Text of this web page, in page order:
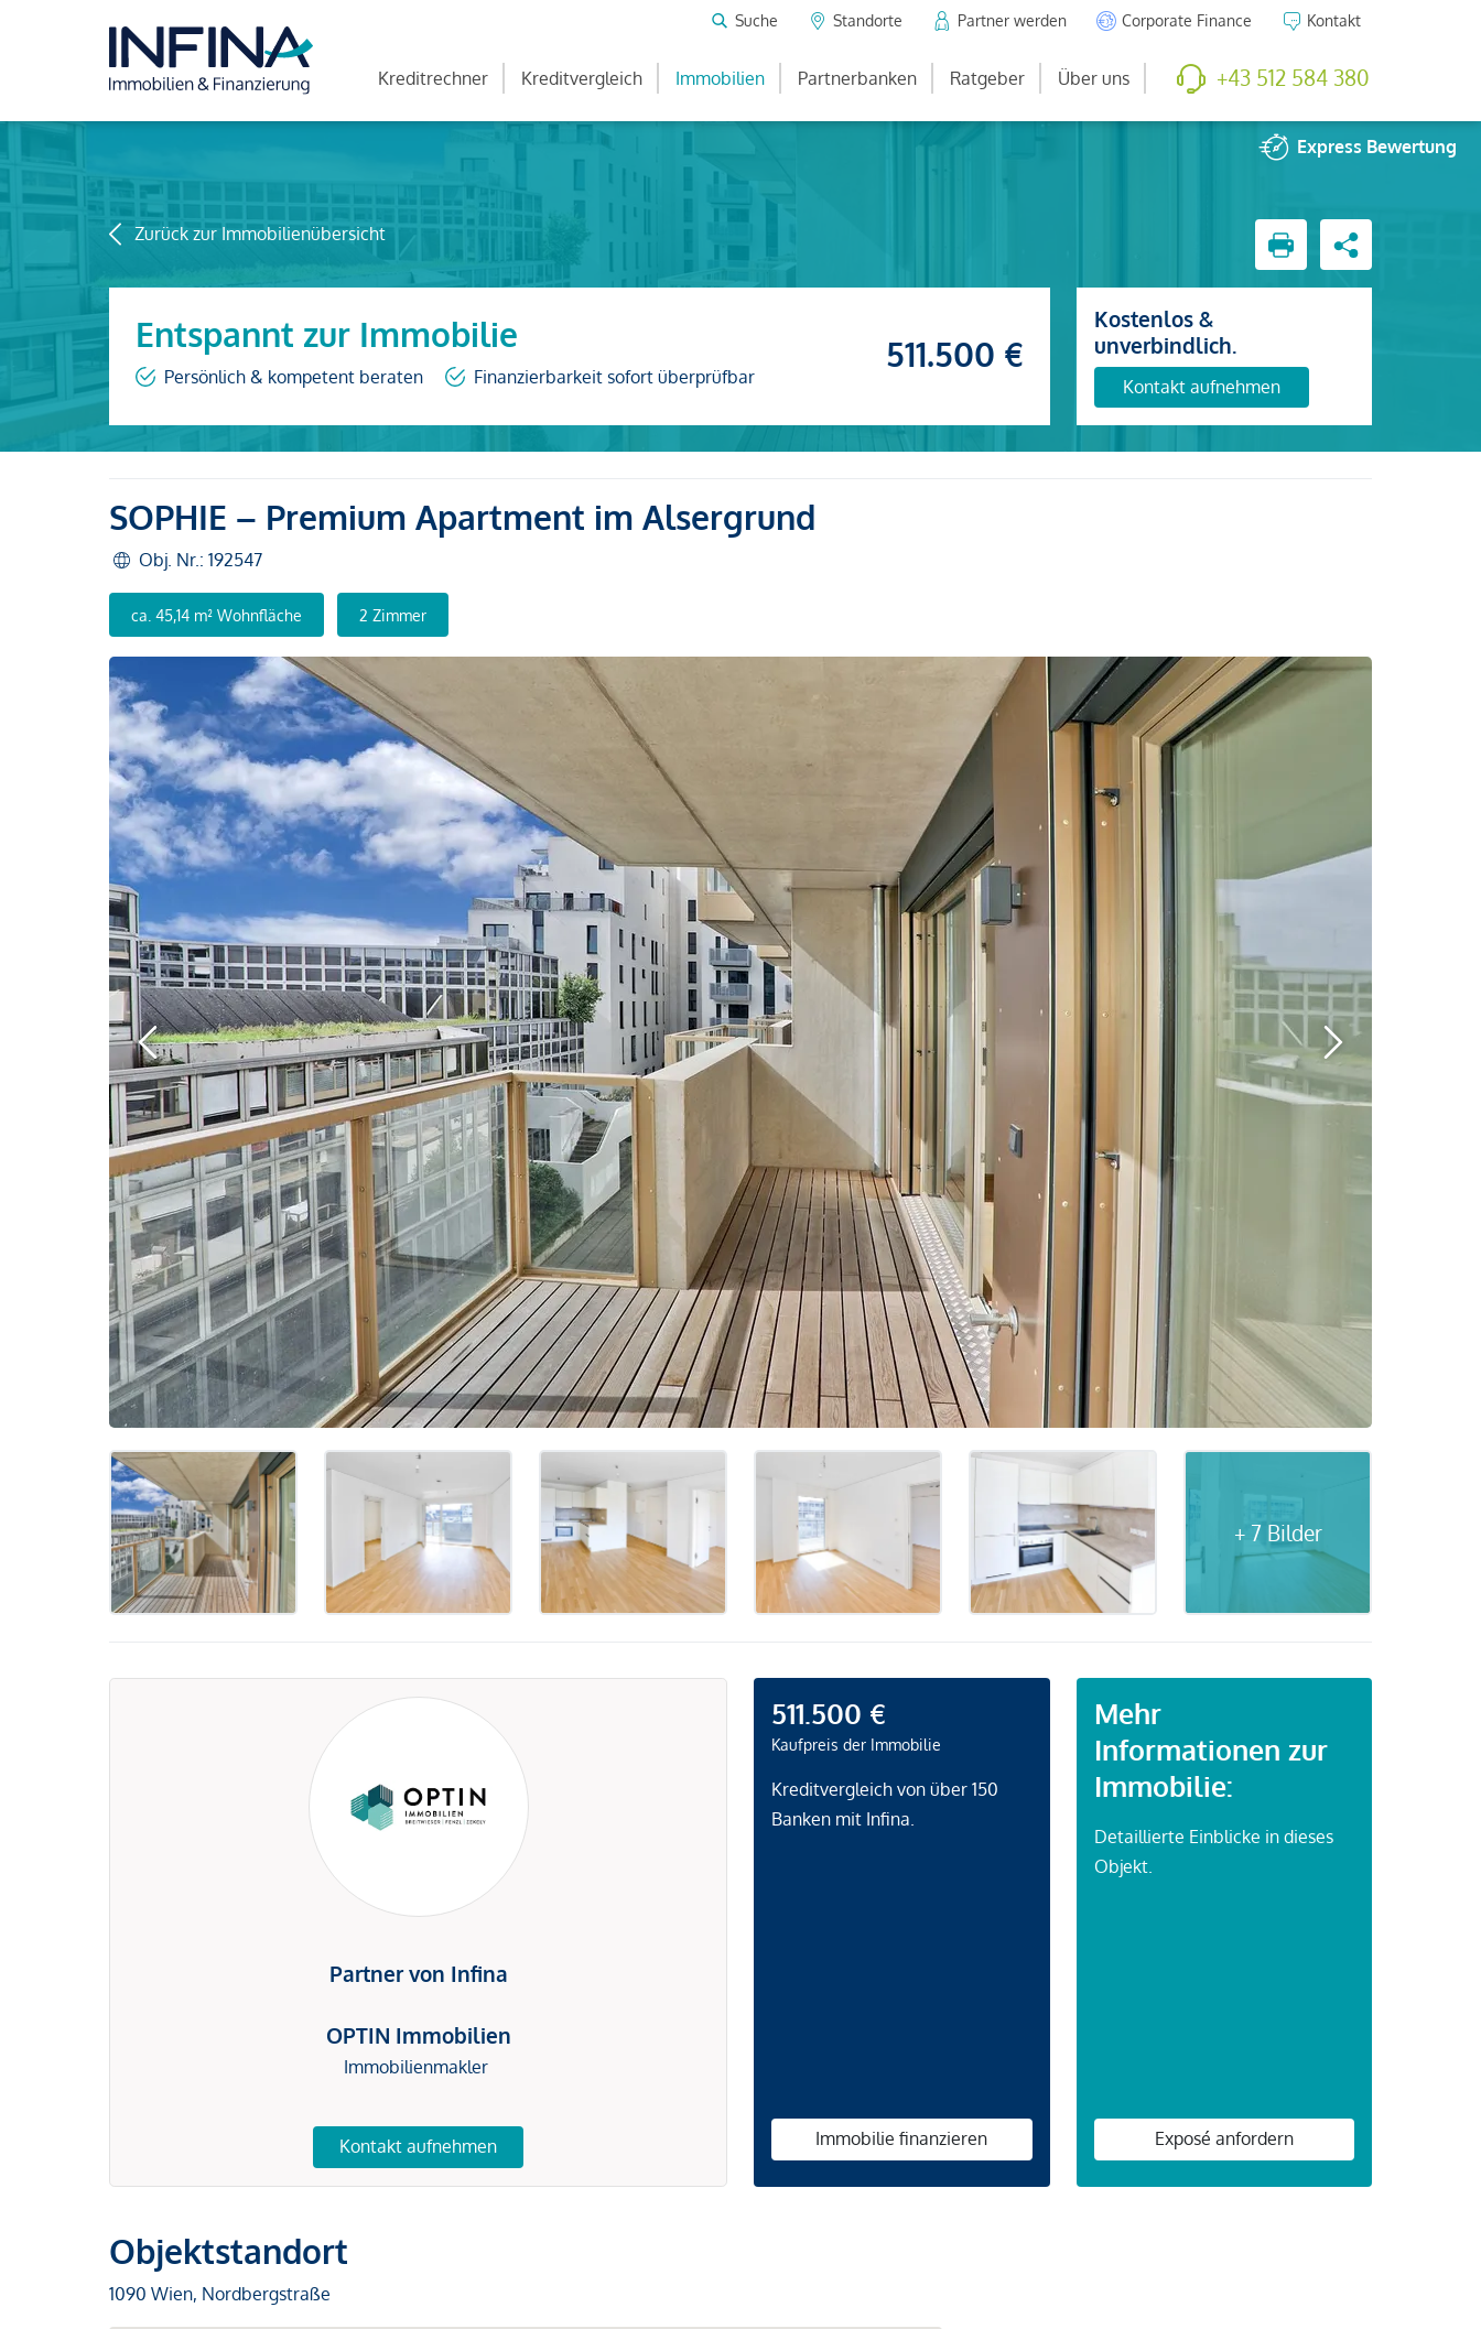
Suche Standorte Partner werden Corporate Finance Kontakt
Kreditrechner Kreditvergleich Immobilien Partnerbanken Ratgeber Über uns +43 512 584 380
Express Bewertung
Zurück zur Immobilienübersicht
Entspannt zur Immobilie
Persönlich & kompetent beraten Finanzierbarkeit sofort überprüfbar
511.500 €
Kostenlos &
unverbindlich.
Kontakt aufnehmen
+ 7 Bilder
SOPHIE – Premium Apartment im Alsergrund
Obj. Nr.: 192547
ca. 45,14 m² Wohnfläche 2 Zimmer
Partner von Infina
OPTIN Immobilien
Immobilienmakler
Kontakt aufnehmen
511.500 €
Kaufpreis der Immobilie
Kreditvergleich von über 150
Banken mit Infina.
Immobilie finanzieren
Mehr
Informationen zur
Immobilie:
Detaillierte Einblicke in dieses
Objekt.
Exposé anfordern
Objektstandort
1090 Wien, Nordbergstraße